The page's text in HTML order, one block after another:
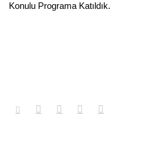
Konulu Programa Katıldık.